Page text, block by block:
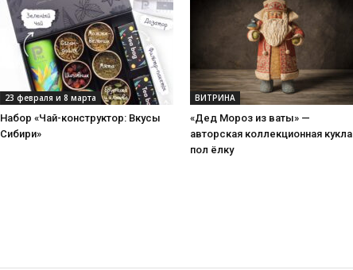
23 февраля и 8 марта
Набор «Чай-конструктор: Вкусы
Сибири»
ВИТРИНА
«Дед Мороз из ваты» —
авторская коллекционная кукла
пол ёлку